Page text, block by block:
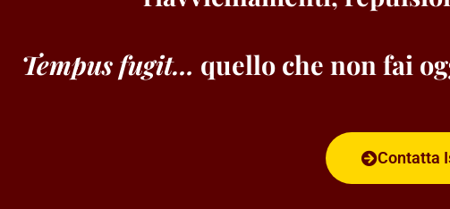
Tempus fugit… quello che non fai
Contatta